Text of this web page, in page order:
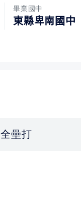
畢業國中
東縣卑南國中
全壘打